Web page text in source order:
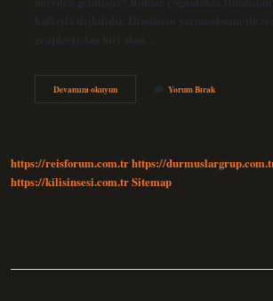
halkıyla ilişkilidir. Hindistan yarımadasını ilk
gruplarından biri olan…
Devamını okuyunDomlar
Kimler
Yorum Bırak
https://reisforum.com.trhttps://
https://kilisinsesi.com.trSitemap